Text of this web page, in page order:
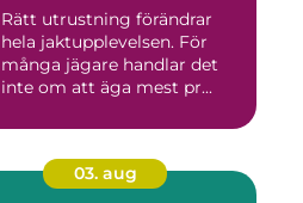
Rätt utrustning förändrar
hela jaktupplevelsen. För
många jägare handlar det
inte om att äga mest pr...
03. aug